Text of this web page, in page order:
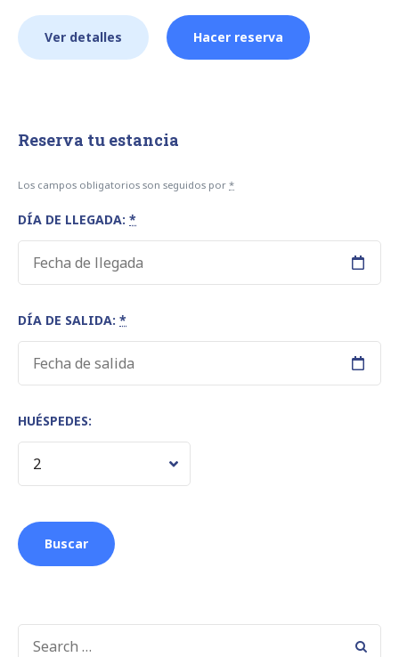
Ver detalles Hacer reserva
Reserva tu estancia
Los campos obligatorios son seguidos por *
DÍA DE LLEGADA: *
DÍA DE SALIDA: *
HUÉSPEDES:
SEARCH
FOR: